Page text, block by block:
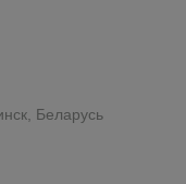
Беларусь